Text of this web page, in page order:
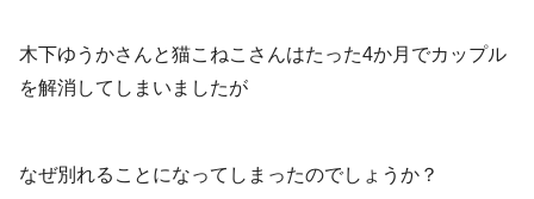
木下ゆうかさんと猫こねこさんはたった4か月でカップル
を解消してしまいましたが
なぜ別れることになってしまったのでしょうか？